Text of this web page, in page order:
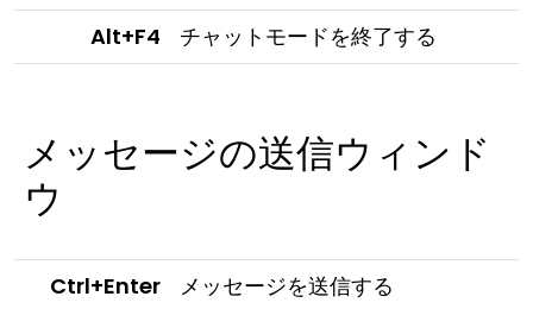
Alt+F4
チャットモードを終了する
メッセージの送信ウィンド
ウ
Ctrl+Enter
メッセージを送信する